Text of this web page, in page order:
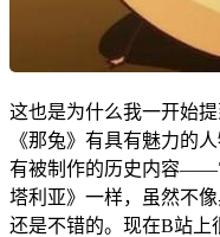
这也是为什么我一开始提
《那兔》有具有魅力的
有被制作的历史内容——
塔利亚》一样，虽然不
还是不错的。现在B站上